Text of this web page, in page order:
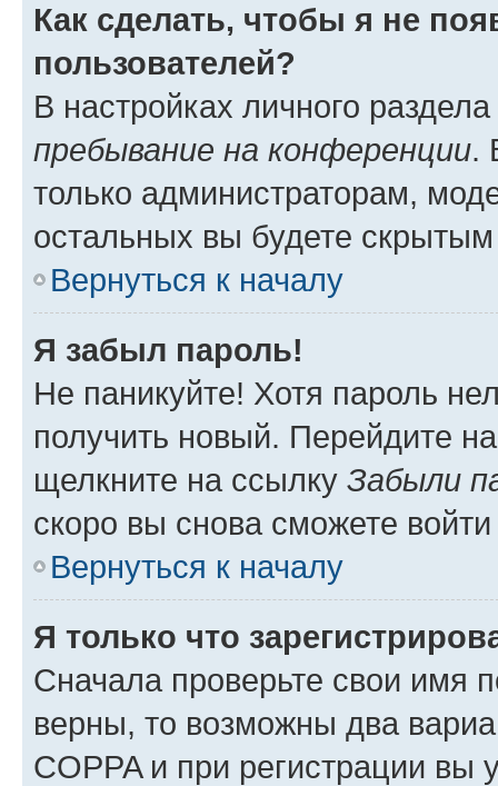
Как сделать, чтобы я не
пользователей?
В настройках личного
пребывание на конференции.
только администраторам,
остальных вы будете
Вернуться к началу
Я забыл пароль!
Не паникуйте! Хотя пароль
получить новый. Перейдите
щелкните на ссылку Забыли
скоро вы снова сможете
Вернуться к началу
Я только что
Сначала проверьте свои имя
верны, то возможны два
COPPA и при регистрации вы